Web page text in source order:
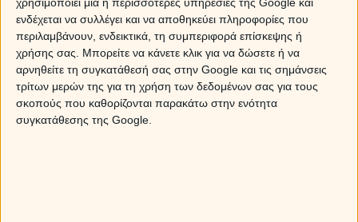
ενδέχεται να συλλέγει και να αποθηκεύει πληροφορίες που
περιλαμβάνουν, ενδεικτικά, τη συμπεριφορά επίσκεψης ή
χρήσης σας. Μπορείτε να κάνετε κλικ για να δώσετε ή να
αρνηθείτε τη συγκατάθεσή σας στην Google και τις σημάνσεις
τρίτων μερών της για τη χρήση των δεδομένων σας για τους
σκοπούς που καθορίζονται παρακάτω στην ενότητα
συγκατάθεσης της Google.